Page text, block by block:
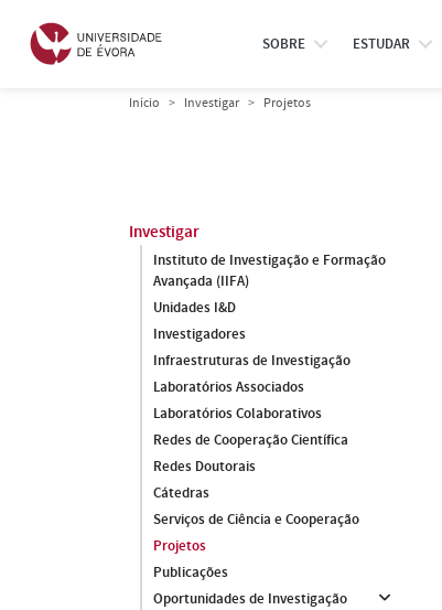
SOBRE ESTUDAR
Início Investigar Projetos
Investigar
Instituto de Investigação e Formação
Avançada (IIFA)
Unidades I&D
Investigadores
Infraestruturas de Investigação
Laboratórios Associados
Laboratórios Colaborativos
Redes de Cooperação Científica
Redes Doutorais
Cátedras
Serviços de Ciência e Cooperação
Projetos
Publicações
Oportunidades de Investigação